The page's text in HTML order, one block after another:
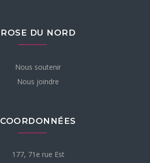
ROSE DU NORD
Nous soutenir
Nous joindre
COORDONNÉES
177, 71e rue Est